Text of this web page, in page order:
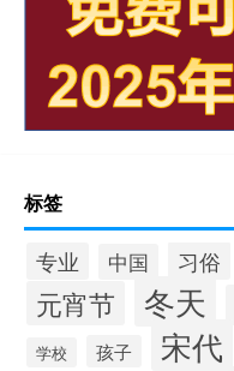
标签
专业 中国 习俗
元宵节 冬天
学校 孩子 宋代